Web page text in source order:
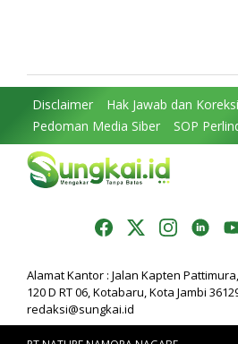
Disclaimer Hak Jawab dan
Pedoman Media Siber
SOP
Alamat Kantor : Jalan Kapten
120 D RT 06, Kotabaru, Kota Jambi
redaksi@sungkai.id